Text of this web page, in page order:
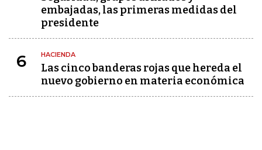
embajadas, las primeras medidas del
presidente
6 HACIENDA
Las cinco banderas rojas que hereda el
nuevo gobierno en materia económica